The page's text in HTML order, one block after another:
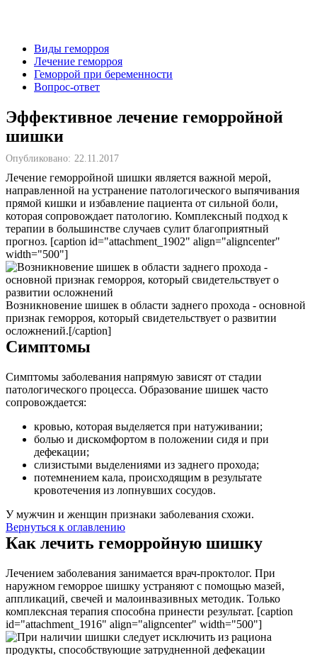
Виды геморроя
Лечение геморроя
Геморрой при беременности
Вопрос-ответ
Эффективное лечение геморройной
шишки
Опубликовано: 22.11.2017
Лечение геморройной шишки является важной мерой,
направленной на устранение патологического выпячивания
прямой кишки и избавление пациента от сильной боли,
которая сопровождает патологию. Комплексный подход к
терапии в большинстве случаев сулит благоприятный
прогноз. [caption id="attachment_1902" align="aligncenter"
width="500"]
Возникновение шишек в области заднего прохода - основной
признак геморроя, который свидетельствует о развитии
осложнений.[/caption]
Симптомы
Симптомы заболевания напрямую зависят от стадии
патологического процесса. Образование шишек часто
сопровождается:
кровью, которая выделяется при натуживании;
болью и дискомфортом в положении сидя и при
дефекации;
слизистыми выделениями из заднего прохода;
потемнением кала, происходящим в результате
кровотечения из лопнувших сосудов.
У мужчин и женщин признаки заболевания схожи.
Вернуться к оглавлению
Как лечить геморройную шишку
Лечением заболевания занимается врач-проктолог. При
наружном геморрое шишку устраняют с помощью мазей,
аппликаций, свечей и малоинвазивных методик. Только
комплексная терапия способна принести результат. [caption
id="attachment_1916" align="aligncenter" width="500"]